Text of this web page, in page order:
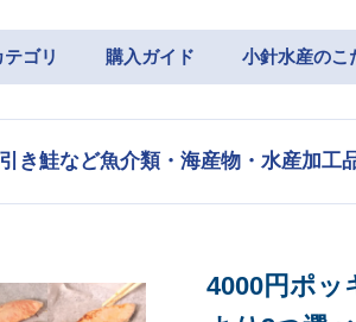
ゴリ 購入ガイド 小針水産のこ
き鮭など魚介類・海産物・水産加工
4000円ポッ